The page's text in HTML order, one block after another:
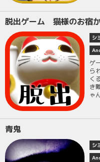
脱出ゲーム 猫様のお宿
シ
ゲ
ら
く
き
ゃ
青鬼
シ